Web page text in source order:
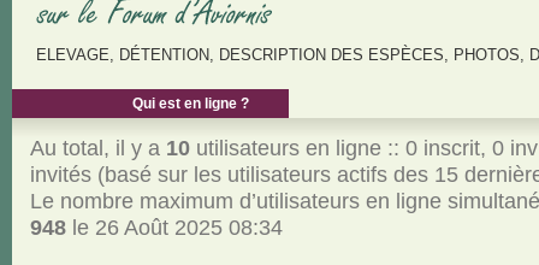
ELEVAGE, DÉTENTION, DESCRIPTION DES ESPÈCES, PHOTOS,
Qui est en ligne ?
Au total, il y a 10utilisateurs en ligne :: 0 inscrit, 0
invités (basé sur les utilisateurs actifs des 15
Le nombre maximum d’utilisateurs en ligne
948le 26 Août 2025 08:34